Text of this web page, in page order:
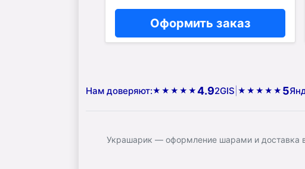
Оформить заказ
Нам доверяют:★★★★★4.92GIS ★★★★★ 5
Украшарик — оформление шарами и доставка